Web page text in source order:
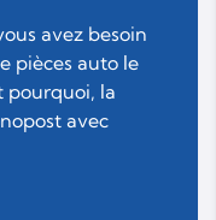
avez besoin
pièces auto le
pourquoi, la
avec